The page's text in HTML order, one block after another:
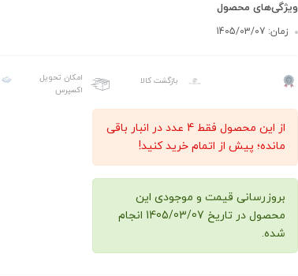
ویژگی‌های محصول
زمان: 1405/03/07
بازگشت کالا
امکان تحویل
اکسپرس
از این محصول فقط 4 عدد در انبار باقی
مانده؛ پیش از اتمام خرید کنید!
بروزرسانی قیمت و موجودی این
محصول در تاریخ 1405/03/07 انجام
شده.